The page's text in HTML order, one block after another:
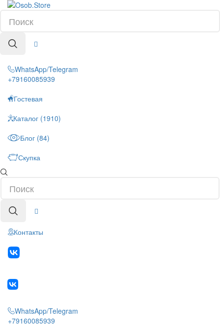
WhatsApp/Telegram
+79160085939
Гостевая
Каталог (1910)
Блог (84)
Скупка
Контакты
WhatsApp/Telegram
+79160085939